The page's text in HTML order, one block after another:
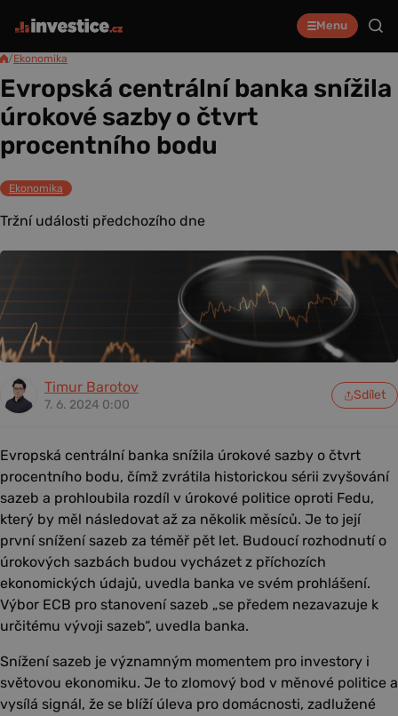
Menu
/Ekonomika
Evropská centrální banka snížila
úrokové sazby o čtvrt
procentního bodu
Ekonomika
Tržní události předchozího dne
Timur Barotov
7. 6. 2024 0:00
Sdílet
Evropská centrální banka snížila úrokové sazby o čtvrt
procentního bodu, čímž zvrátila historickou sérii zvyšování
sazeb a prohloubila rozdíl v úrokové politice oproti Fedu,
který by měl následovat až za několik měsíců. Je to její
první snížení sazeb za téměř pět let. Budoucí rozhodnutí o
úrokových sazbách budou vycházet z příchozích
ekonomických údajů, uvedla banka ve svém prohlášení.
Výbor ECB pro stanovení sazeb „se předem nezavazuje k
určitému vývoji sazeb“, uvedla banka.
Snížení sazeb je významným momentem pro investory i
světovou ekonomiku. Je to zlomový bod v měnové politice a
vysílá signál, že se blíží úleva pro domácnosti, zadlužené